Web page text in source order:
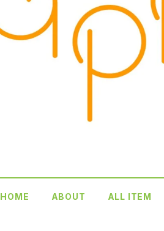
HOME ABOUT ALL ITEM